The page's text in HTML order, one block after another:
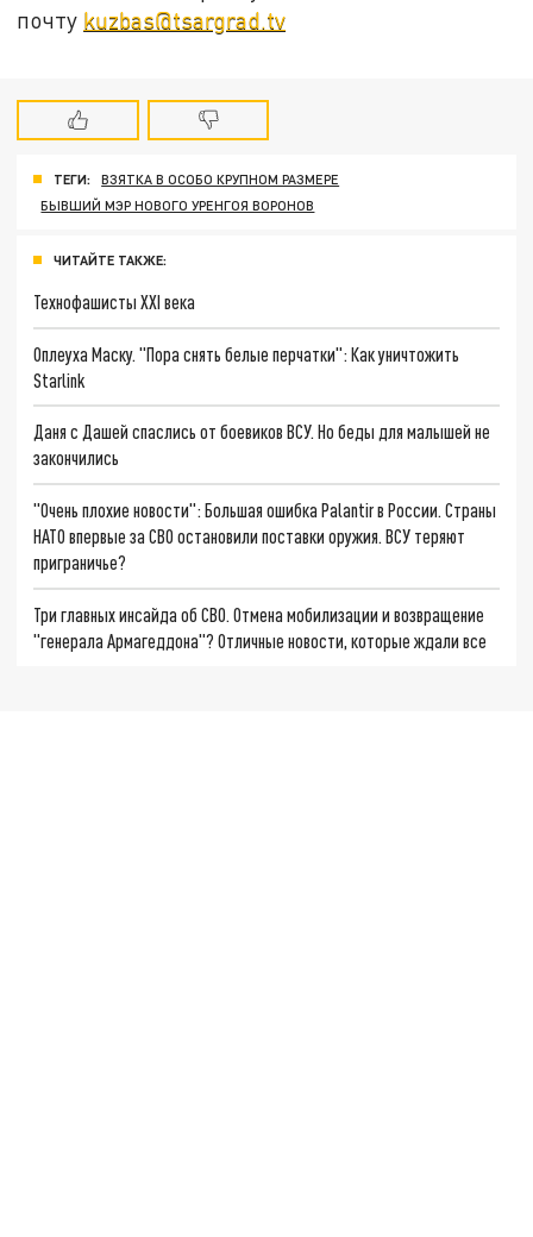
почту kuzbas@tsargrad.tv
ТЕГИ:
ВЗЯТКА В ОСОБО КРУПНОМ РАЗМЕРЕ
БЫВШИЙ МЭР НОВОГО УРЕНГОЯ ВОРОНОВ
ЧИТАЙТЕ ТАКЖЕ:
Технофашисты XXI века
Оплеуха Маску. "Пора снять белые перчатки": Как уничтожить
Starlink
Даня с Дашей спаслись от боевиков ВСУ. Но беды для малышей не
закончились
"Очень плохие новости": Большая ошибка Palantir в России. Страны
НАТО впервые за СВО остановили поставки оружия. ВСУ теряют
приграничье?
Три главных инсайда об СВО. Отмена мобилизации и возвращение
"генерала Армагеддона"? Отличные новости, которые ждали все